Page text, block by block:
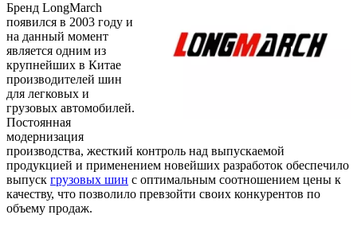
Бренд LongMarch
появился в 2003 году и
на данный момент
является одним из
крупнейших в Китае
производителей шин
для легковых и
грузовых автомобилей.
Постоянная
модернизация
производства, жесткий контроль над выпускаемой
продукцией и применением новейших разработок обеспечило
выпуск грузовых шин с оптимальным соотношением цены к
качеству, что позволило превзойти своих конкурентов по
объему продаж.